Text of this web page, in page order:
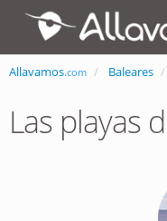
Allavamos.com Baleares
Las playas